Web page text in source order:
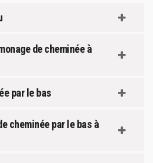
de cheminée à
par le bas
cheminée par le bas à